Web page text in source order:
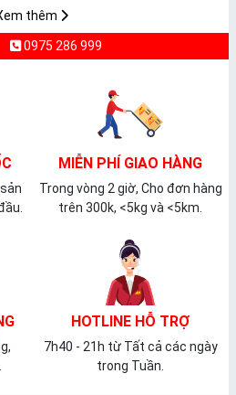
thêm
0975 286 999
MIỄN PHÍ GIAO HÀNG
Trong vòng 2 giờ, Cho đơn hàng
trên 300k, <5kg và <5km.
HOTLINE HỖ TRỢ
7h40 - 21h từ Tất cả các ngày
trong Tuần.